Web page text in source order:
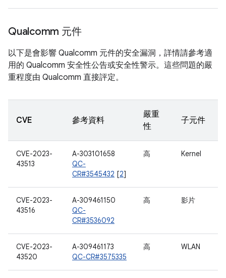
Qualcomm 元件
以下是會影響 Qualcomm 元件的安全漏洞，詳情請參考適
用的 Qualcomm 安全性公告或安全性警示。這些問題的嚴
重程度由 Qualcomm 直接評定。
CVE 參考資料
嚴重
性
子元件
CVE-2023-
43513
A-303101658
QC-
CR#3545432 [2]
高 Kernel
CVE-2023-
43516
A-309461150
QC-
CR#3536092
高 影片
CVE-2023-
43520
A-309461173
QC-CR#3575335
高 WLAN